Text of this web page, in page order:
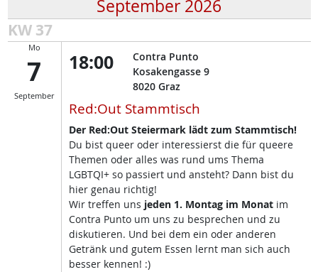
September 2026
KW 37
Mo
7
September
18:00
Contra Punto
Kosakengasse 9
8020 Graz
Red:Out Stammtisch
Der Red:Out Steiermark lädt zum Stammtisch!
Du bist queer oder interessierst die für queere
Themen oder alles was rund ums Thema
LGBTQI+ so passiert und ansteht? Dann bist du
hier genau richtig!
Wir treffen uns jeden 1. Montag im Monat im
Contra Punto um uns zu besprechen und zu
diskutieren. Und bei dem ein oder anderen
Getränk und gutem Essen lernt man sich auch
besser kennen! :)